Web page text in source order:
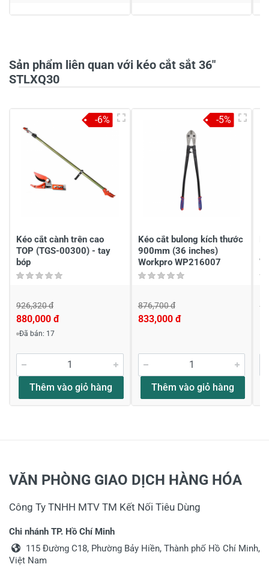
Sản phẩm liên quan với kéo cắt sắt 36"
STLXQ30
Kéo cắt cành trên cao
TOP (TGS-00300) - tay
bóp
926,320 đ
880,000 đ
Đã bán: 17
Thêm vào giỏ hàng
-6%
Kéo cắt bulong kích thước
900mm (36 inches)
Workpro WP216007
876,700 đ
833,000 đ
Thêm vào giỏ hàng
-5%
VĂN PHÒNG GIAO DỊCH HÀNG HÓA
Công Ty TNHH MTV TM Kết Nối Tiêu Dùng
Chi nhánh TP. Hồ Chí Minh
115 Đường C18, Phường Bảy Hiền, Thành phố Hồ Chí Minh,
Việt Nam